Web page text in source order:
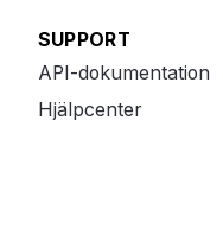
SUPPORT
API-dokumentation
Hjälpcenter